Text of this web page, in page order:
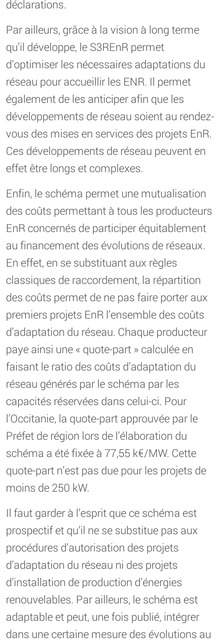
déclarations.
Par ailleurs, grâce à la vision à long terme
qu’il développe, le S3REnR permet
d’optimiser les nécessaires adaptations du
réseau pour accueillir les ENR. Il permet
également de les anticiper afin que les
développements de réseau soient au rendez-
vous des mises en services des projets EnR.
Ces développements de réseau peuvent en
effet être longs et complexes.
Enfin, le schéma permet une mutualisation
des coûts permettant à tous les producteurs
EnR concernés de participer équitablement
au financement des évolutions de réseaux.
En effet, en se substituant aux règles
classiques de raccordement, la répartition
des coûts permet de ne pas faire porter aux
premiers projets EnR l’ensemble des coûts
d’adaptation du réseau. Chaque producteur
paye ainsi une « quote-part » calculée en
faisant le ratio des coûts d’adaptation du
réseau générés par le schéma par les
capacités réservées dans celui-ci. Pour
l’Occitanie, la quote-part approuvée par le
Préfet de région lors de l’élaboration du
schéma a été fixée à 77,55 k€/MW. Cette
quote-part n’est pas due pour les projets de
moins de 250 kW.
Il faut garder à l’esprit que ce schéma est
prospectif et qu’il ne se substitue pas aux
procédures d’autorisation des projets
d’adaptation du réseau ni des projets
d’installation de production d’énergies
renouvelables. Par ailleurs, le schéma est
adaptable et peut, une fois publié, intégrer
dans une certaine mesure des évolutions au